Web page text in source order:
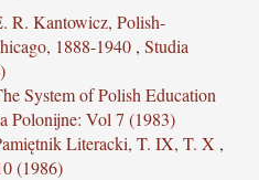
R. Kantowicz, Polish-
1888-1940 , Studia
System of Polish Education
Polonijne: Vol 7 (1983)
Literacki, T. IX, T. X ,
(1986)